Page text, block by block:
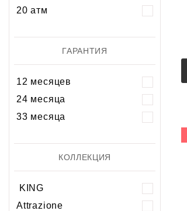
20 атм
ГАРАНТИЯ
12 месяцев
24 месяца
33 месяца
КОЛЛЕКЦИЯ
KING
Attrazione